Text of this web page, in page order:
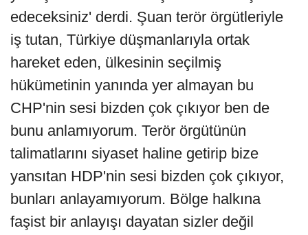
edeceksiniz' derdi. Şuan terör örgütleriyle
iş tutan, Türkiye düşmanlarıyla ortak
hareket eden, ülkesinin seçilmiş
hükümetinin yanında yer almayan bu
CHP'nin sesi bizden çok çıkıyor ben de
bunu anlamıyorum. Terör örgütünün
talimatlarını siyaset haline getirip bize
yansıtan HDP'nin sesi bizden çok çıkıyor,
bunları anlayamıyorum. Bölge halkına
faşist bir anlayışı dayatan sizler değil